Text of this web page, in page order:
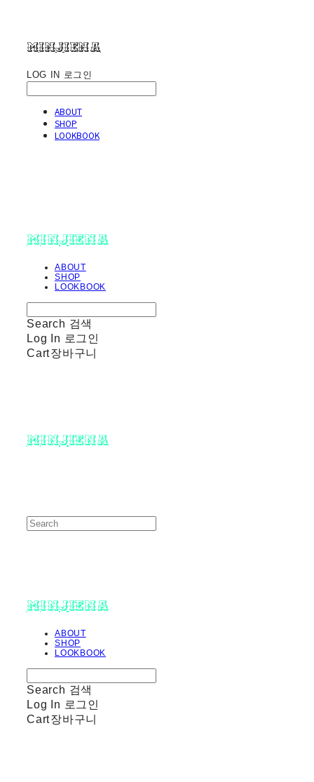
minjiena
LOG IN 로그인
ABOUT
SHOP
LOOKBOOK
minjiena
ABOUT
SHOP
LOOKBOOK
Search 검색
Log In 로그인
Cart장바구니
minjiena
minjiena
ABOUT
SHOP
LOOKBOOK
Search 검색
Log In 로그인
Cart장바구니